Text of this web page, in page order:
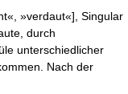
»verdaut«], Singular
durch
unterschiedlicher
Nach der